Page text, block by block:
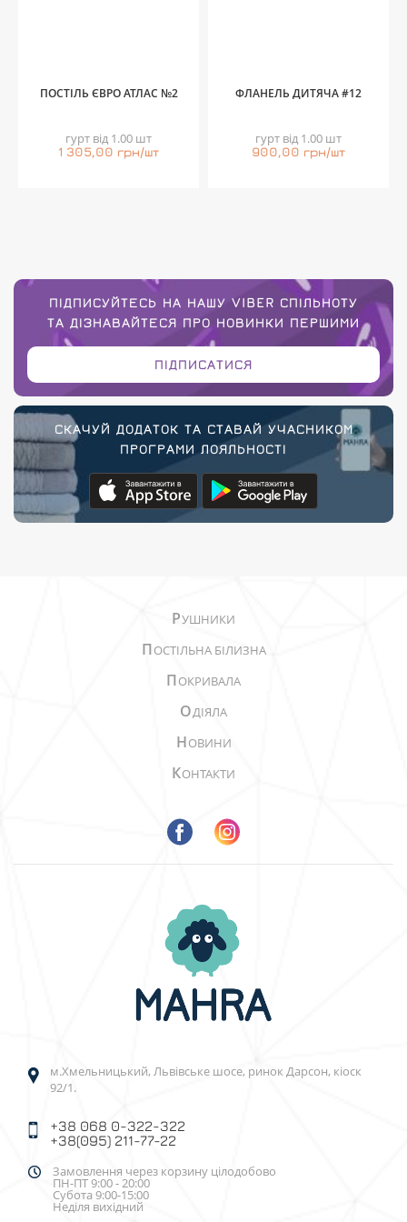
ПОСТІЛЬ ЄВРО АТЛАС №2
гурт від 1.00 шт
1 305,00 грн/шт
ФЛАНЕЛЬ ДИТЯЧА #12
гурт від 1.00 шт
900,00 грн/шт
ПІДПИСУЙТЕСЬ НА НАШУ VIBER СПІЛЬНОТУ
ТА ДІЗНАВАЙТЕСЯ ПРО НОВИНКИ ПЕРШИМИ
ПІДПИСАТИСЯ
СКАЧУЙ ДОДАТОК ТА СТАВАЙ УЧАСНИКОМ
ПРОГРАМИ ЛОЯЛЬНОСТІ
РУШНИКИ
ПОСТІЛЬНА БІЛИЗНА
ПОКРИВАЛА
ОДІЯЛА
НОВИНИ
КОНТАКТИ
м.Хмельницький, Львівське шосе, ринок Дарсон, кіоск
92/1.
+38 068 0-322-322
+38(095) 211-77-22
Замовлення через корзину цілодобово
ПН-ПТ 9:00 - 20:00
Субота 9:00-15:00
Неділя вихідний